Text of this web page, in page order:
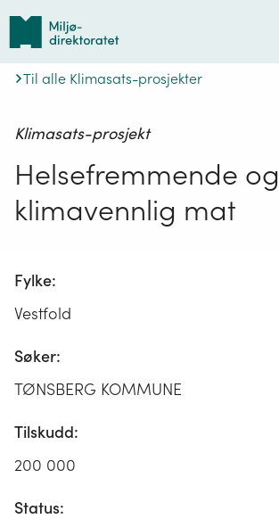
Tilbake
forsiden
Til alle Klimasats-prosjekter
Klimasats-prosjekt
Helsefremmende og
klimavennlig mat
Fylke:
Vestfold
Søker:
TØNSBERG KOMMUNE
Tilskudd:
200 000
Status: